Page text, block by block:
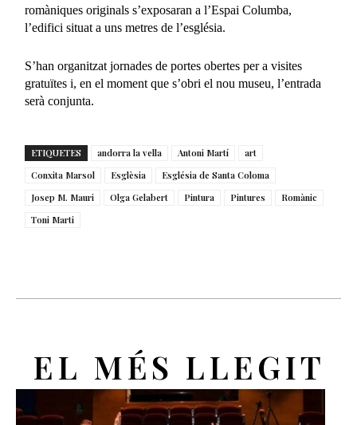
romàniques originals s’exposaran a l’Espai Columba,
l’edifici situat a uns metres de l’església.
S’han organitzat jornades de portes obertes per a visites
gratuïtes i, en el moment que s’obri el nou museu, l’entrada
serà conjunta.
ETIQUETES andorra la vella Antoni Martí
art
Conxita Marsol
Esglèsia
Església de Santa Coloma
Josep M. Mauri
Olga Gelabert Pintura Pintures
Romànic
Toni Marti
EL MÉS LLEGIT